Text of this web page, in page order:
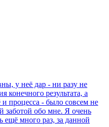
у неё дар - ни разу не
конечного результата, а
процесса - было совсем не
заботой обо мне. Я очень
ещё много раз, за данной